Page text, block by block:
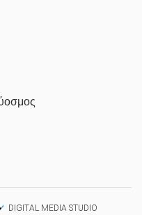
DIGITAL MEDIA STUDIO